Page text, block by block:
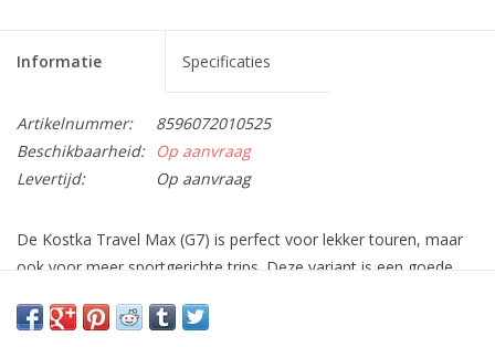
Informatie Specificaties
Artikelnummer:
8596072010525
Beschikbaarheid:
Op aanvraag
Levertijd:
Op aanvraag
De Kostka Travel Max (G7) is perfect voor lekker touren, maar
ook voor meer sportgerichte trips. Deze variant is een goede
dan 190 cm of mensen die meer snelheid zoeken.